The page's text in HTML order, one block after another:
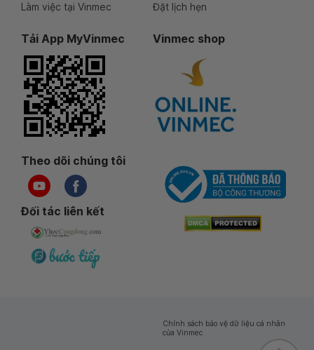
Làm việc tại Vinmec
Đặt lịch hẹn
Tải App MyVinmec Vinmec shop
Theo dõi chúng tôi
Đối tác liên kết
Chính sách bảo vệ dữ liệu cá nhân
của Vinmec